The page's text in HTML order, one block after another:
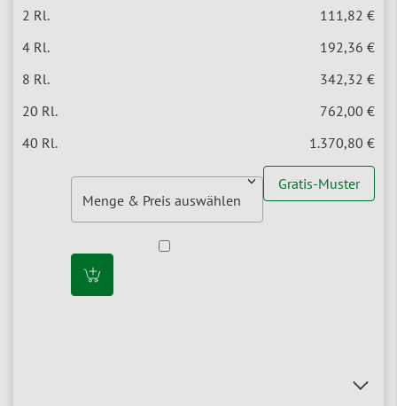
111,82 €
192,36 €
342,32 €
762,00 €
1.370,80 €
Gratis-Muster